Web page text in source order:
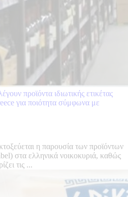
προϊόντα ιδιωτικής ετικέτας
για ποιότητα σύμφωνα με
η παρουσία των προϊόντων
στα ελληνικά νοικοκυριά, καθώς
τις ...